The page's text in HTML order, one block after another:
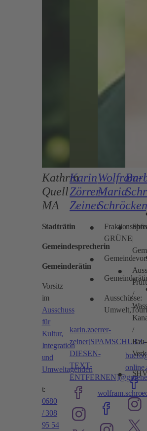
Kathrin
Quell
MA
Stadträtin
Gemeindesprecherin
Gemeinderätin
Vorsitz
im
Ausschuss
für
Kultur,
Integration
und
Umweltagenden
t:
0680
/ 308
95 54
Karin
Zörrer-
Zeiner
GRÜNE
Ausschüsse:
karin.zoerrer-
zeiner[SPAMSCHUTZ-
DIESEN-
TEXT-
Wolfram-
Maria
|
/
/
Bau-